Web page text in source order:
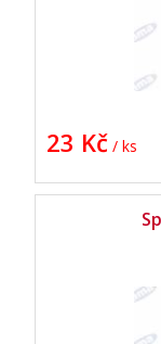
23 Kč / ks